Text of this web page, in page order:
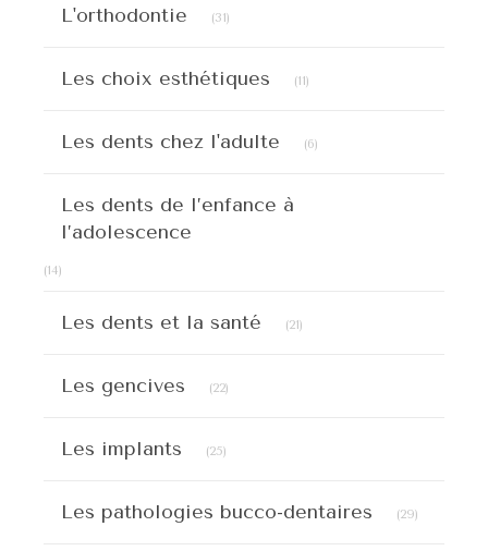
L'orthodontie (31)
Les choix esthétiques (11)
Les dents chez l'adulte (6)
Les dents de l’enfance à
l’adolescence
(14)
Les dents et la santé (21)
Les gencives (22)
Les implants (25)
Les pathologies bucco-dentaires (29)